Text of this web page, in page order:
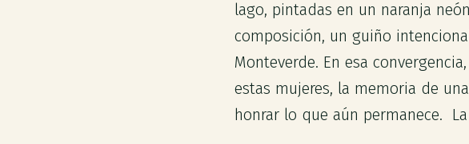
lago, pintadas en un naranja
composición, un guiño
Monteverde. En esa
estas mujeres, la memoria de
honrar lo que aún permanece.